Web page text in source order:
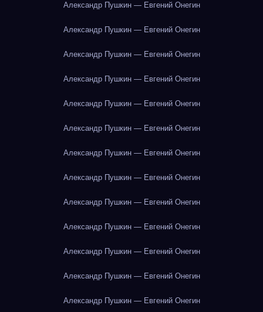
Александр Пушкин — Евгений Онегин
Александр Пушкин — Евгений Онегин
Александр Пушкин — Евгений Онегин
Александр Пушкин — Евгений Онегин
Александр Пушкин — Евгений Онегин
Александр Пушкин — Евгений Онегин
Александр Пушкин — Евгений Онегин
Александр Пушкин — Евгений Онегин
Александр Пушкин — Евгений Онегин
Александр Пушкин — Евгений Онегин
Александр Пушкин — Евгений Онегин
Александр Пушкин — Евгений Онегин
Александр Пушкин — Евгений Онегин